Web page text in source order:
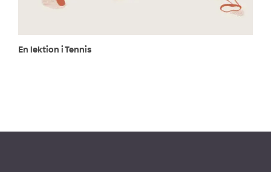
En lektion i Tennis